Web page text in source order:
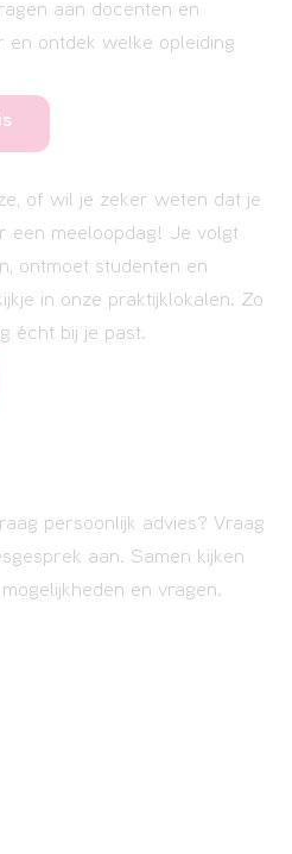
aan docenten en
ontdek welke opleiding
of wil je zeker weten dat je
een meeloopdag! Je volgt
ontmoet studenten en
in onze praktijklokalen. Zo
écht bij je past.
persoonlijk advies? Vraag
aan. Samen kijken
en vragen.